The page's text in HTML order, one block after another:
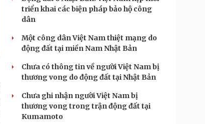
triển khai các biện pháp bảo hộ công
dân
Một công dân Việt Nam thiệt mạng do
động đất tại miền Nam Nhật Bản
Chưa có thông tin về người Việt Nam bị
thương vong do động đất tại Nhật Bản
Chưa ghi nhận người Việt Nam bị
thương vong trong trận động đất tại
Kumamoto